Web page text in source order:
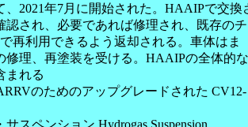
2021年7月に開始された。HAAIPで交換
認され、必要であれば修理され、既存のチ
再利用できるよう返却される。車体はま
修理、再塗装を受ける。HAAIPの全体的な
まれる
のためのアップグレードされた CV12-
スペンション Hydrogas Suspension